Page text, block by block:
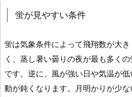
蛍が見やすい条件
蛍は気象条件によって飛翔数が大
く、蒸し暑い曇りの夜が最も多く
です。逆に、風が強い日や気温が
動が鈍くなります。月明かりが少